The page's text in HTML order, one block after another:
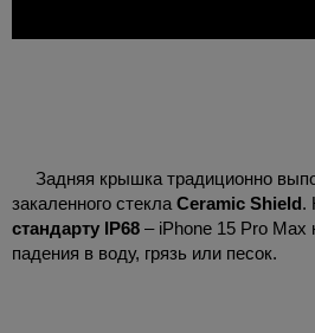
Задняя крышка традиционно
закаленного стекла Ceramic Shield.
стандарту IP68 – iPhone 15 Pro Max
падения в воду, грязь или песок.